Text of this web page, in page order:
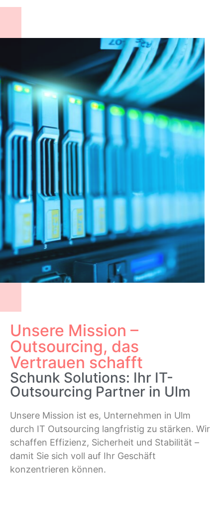
Unsere Mission –
Outsourcing, das
Vertrauen schafft
Schunk Solutions: Ihr IT-
Outsourcing Partner in Ulm
Unsere Mission ist es, Unternehmen in Ulm
durch IT Outsourcing langfristig zu stärken. Wir
schaffen Effizienz, Sicherheit und Stabilität –
damit Sie sich voll auf Ihr Geschäft
konzentrieren können.